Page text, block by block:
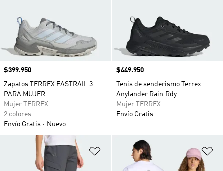
Precio
$399.950
Zapatos TERREX EASTRAIL 3
PARA MUJER
Mujer TERREX
2 colores
Envío Gratis
Nuevo
Precio
$449.950
Tenis de senderismo Terrex
Anylander Rain.Rdy
Mujer TERREX
Envío Gratis
Añadir a la lista de deseos